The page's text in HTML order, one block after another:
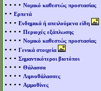
• • • • Νομικό καθεστώς προστασίας
• • Ερπετά
• • • Ενδημικά ή απειλούμενα είδη
• • • • Περιοχές εξάπλωσης
• • • • Νομικό καθεστώς προστασίας
• • • Γενικά στοιχεία
• • • Σημαντικότεροι βιοτόποι
• • • • Θάλασσα
• • • • Λιμνοθάλασσες
• • • • Αμμοθίνες